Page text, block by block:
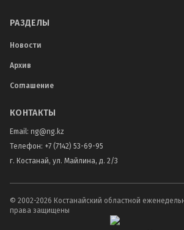
РАЗДЕЛЫ
Новости
Архив
Соглашение
КОНТАКТЫ
Email: ng@ng.kz
Телефон: +7 (7142) 53-69-95
г. Костанай, ул. Майлина, д. 2/3
© 2002-2026 Костанайский областной
права защищены